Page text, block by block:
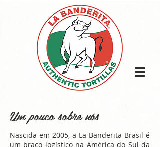
Um pouco sobre nós
Nascida em 2005, a La Banderita Brasil é
um braço logístico na América do Sul da